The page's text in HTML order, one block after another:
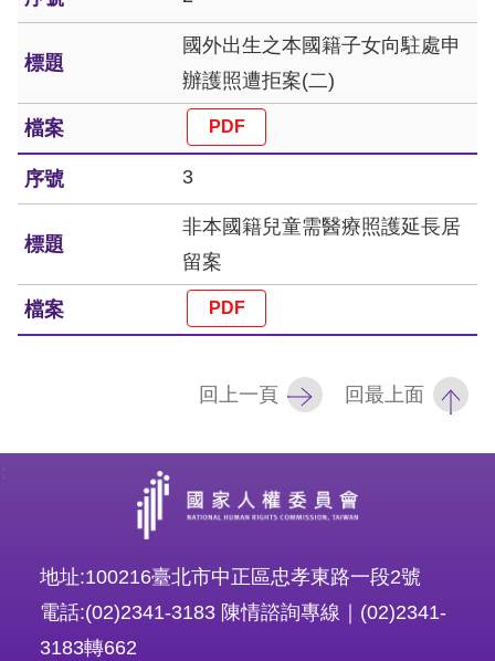
約
情
申
訴
人
資
料
鍵
請
國外出生之本國籍子女向駐處申
辦護照遭拒案(二)
3
非本國籍兒童需醫療照護延長居
留案
回上一頁 回最上面
地址:100216臺北市中正區忠孝東路一段2號
電話:(02)2341-3183 陳情諮詢專線｜(02)2341-
3183轉662